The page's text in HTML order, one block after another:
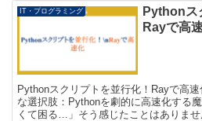
IT・プログラミング
Pythonス
Rayで高
Pythonスクリプトを並行化！Rayで高
な選択肢：Pythonを劇的に高速化する
くて困る…」そう感じたことはありませ